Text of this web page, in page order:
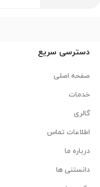
دسترسی سریع
صفحه اصلی
خدمات
گالری
اطلاعات تماس
درباره ما
دانستنی ها